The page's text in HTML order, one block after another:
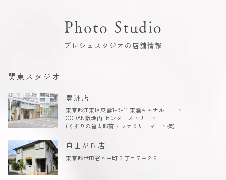
Photo Studio
プレシュスタジオの店舗情報
関東スタジオ
豊洲店
東京都江東区東雲1-9-11 東雲キャナルコート
CODAN敷地内 センターストリート
(くすりの福太郎前・ファミリーマート横)
自由が丘店
東京都世田谷区中町２丁目７−２６